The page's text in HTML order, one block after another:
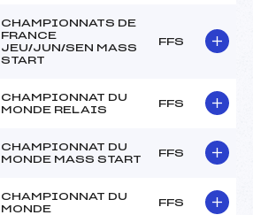
CHAMPIONNATS DE
FRANCE
JEU/JUN/SEN MASS
START
FFS
CHAMPIONNAT DU
MONDE RELAIS
FFS
CHAMPIONNAT DU
MONDE MASS START
FFS
CHAMPIONNAT DU
MONDE
FFS